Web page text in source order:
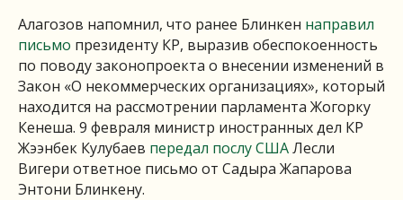
Алагозов напомнил, что ранее Блинкен направил
письмо президенту КР, выразив обеспокоенность
по поводу законопроекта о внесении изменений в
Закон «О некоммерческих организациях», который
находится на рассмотрении парламента Жогорку
Кенеша. 9 февраля министр иностранных дел КР
Жээнбек Кулубаев передал послу СШАЛесли
Вигери ответное письмо от Садыра Жапарова
Энтони Блинкену.